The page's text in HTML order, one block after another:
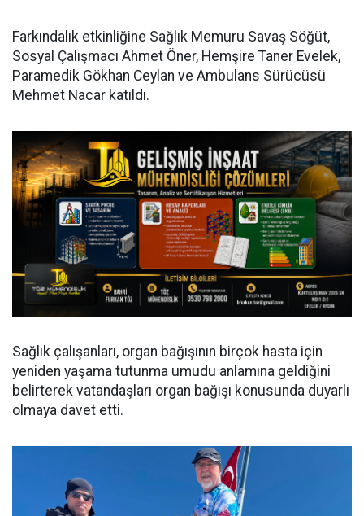
Farkındalık etkinliğine Sağlık Memuru Savaş Söğüt,
Sosyal Çalışmacı Ahmet Öner, Hemşire Taner Evelek,
Paramedik Gökhan Ceylan ve Ambulans Sürücüsü
Mehmet Nacar katıldı.
Sağlık çalışanları, organ bağışının birçok hasta için
yeniden yaşama tutunma umudu anlamına geldiğini
belirterek vatandaşları organ bağışı konusunda duyarlı
olmaya davet etti.